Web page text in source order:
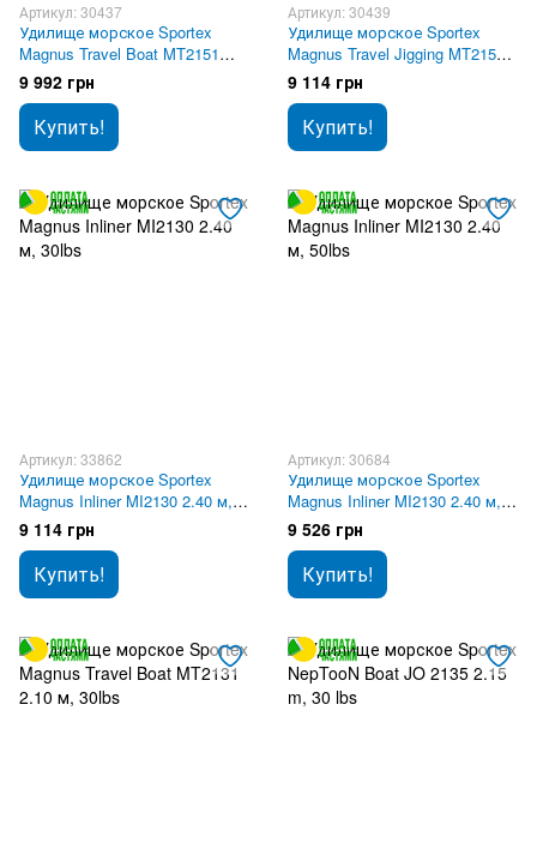
Артикул: 30437
Удилище морское Sportex
Magnus Travel Boat MT2151
2,10 м, 50lbs
9 992 грн
Купить!
Артикул: 30439
Удилище морское Sportex
Magnus Travel Jigging MT2150
2.10 м, 50lbs
9 114 грн
Купить!
Артикул: 33862
Удилище морское Sportex
Magnus Inliner MI2130 2.40 м,
30lbs
9 114 грн
Купить!
Артикул: 30684
Удилище морское Sportex
Magnus Inliner MI2130 2.40 м,
50lbs
9 526 грн
Купить!